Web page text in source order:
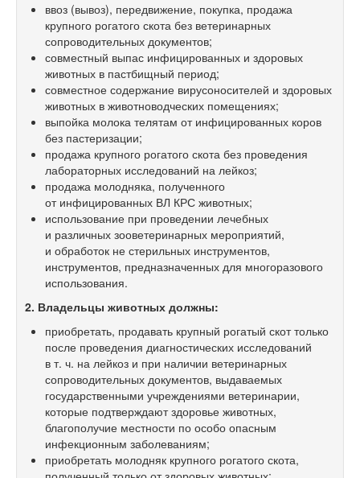
ввоз (вывоз), передвижение, покупка, продажа
крупного рогатого скота без ветеринарных
сопроводительных документов;
совместный выпас инфицированных и здоровых
животных в пастбищный период;
совместное содержание вирусоносителей и здоровых
животных в животноводческих помещениях;
выпойка молока телятам от инфицированных коров
без пастеризации;
продажа крупного рогатого скота без проведения
лабораторных исследований на лейкоз;
продажа молодняка, полученного
от инфицированных ВЛ КРС животных;
использование при проведении лечебных
и различных зооветеринарных мероприятий,
и обработок не стерильных инструментов,
инструментов, предназначенных для многоразового
использования.
2. Владельцы животных должны:
приобретать, продавать крупный рогатый скот только
после проведения диагностических исследований
в т. ч. на лейкоз и при наличии ветеринарных
сопроводительных документов, выдаваемых
государственными учреждениями ветеринарии,
которые подтверждают здоровье животных,
благополучие местности по особо опасным
инфекционным заболеваниям;
приобретать молодняк крупного рогатого скота,